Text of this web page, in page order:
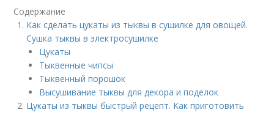
Содержание
Как сделать цукаты из тыквы в сушилке для овощей.
Сушка тыквы в электросушилке
Цукаты
Тыквенные чипсы
Тыквенный порошок
Высушивание тыквы для декора и поделок
Цукаты из тыквы быстрый рецепт. Как приготовить